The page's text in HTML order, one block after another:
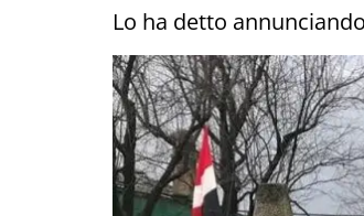
Lo ha detto